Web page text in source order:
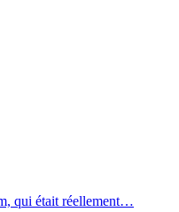
qui était réellement…